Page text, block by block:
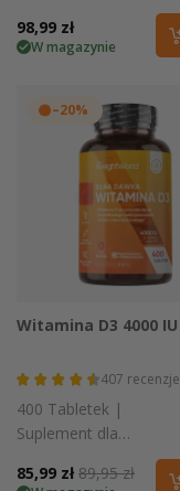
alg Haematococcus
pluvialis
Cena
regularna
98,99 zł
W magazynie
–20%
Witamina D3 4000 IU
407 recenzje
400 Tabletek |
Suplement dla
Mięśni
Cena
85,99 zł Cena
89,95 zł